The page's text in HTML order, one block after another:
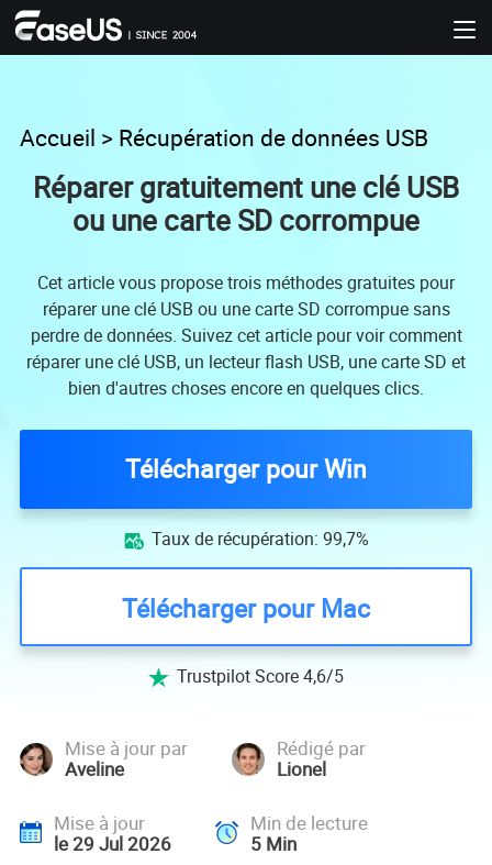
Accueil > Récupération de données USB
Réparer gratuitement une clé USB
ou une carte SD corrompue
Cet article vous propose trois méthodes gratuites pour
réparer une clé USB ou une carte SD corrompue sans
perdre de données. Suivez cet article pour voir comment
réparer une clé USB, un lecteur flash USB, une carte SD et
bien d'autres choses encore en quelques clics.
Télécharger pour Win
 Taux de récupération: 99,7%
Télécharger pour Mac
 Trustpilot Score 4,6/5
Mise à jour par
Aveline
Rédigé par
Lionel
Mise à jour
le 29 Jul 2026
Min de lecture
5Min